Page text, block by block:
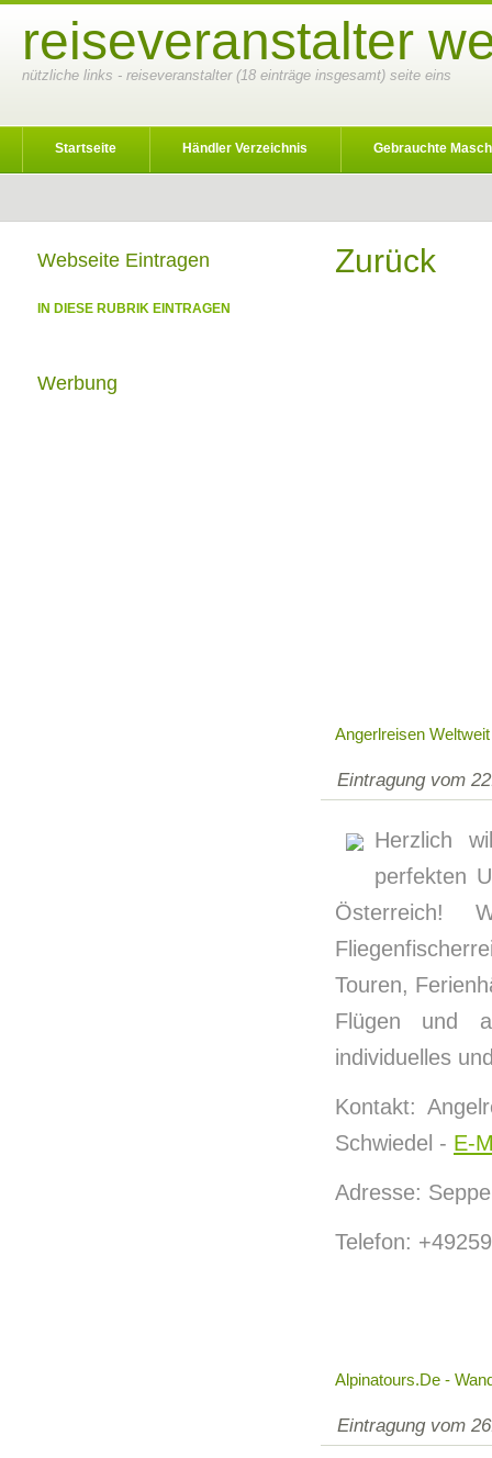
reiseveranstalter
nützliche links - reiseveranstalter (18 einträge insgesamt) seite eins
Startseite Händler Verzeichnis Gebrauchte
Zurück
Angerlreisen Weltweit
Eintragung vom
Herzlich
perfekten
Österreich!
Touren,
Flügen und
individuelles
Kontakt:
Schwiedel - E-
Adresse:
Telefon:
Alpinatours.de -
Eintragung vom
Webseite Eintragen
IN DIESE RUBRIK EINTRAGEN
Werbung